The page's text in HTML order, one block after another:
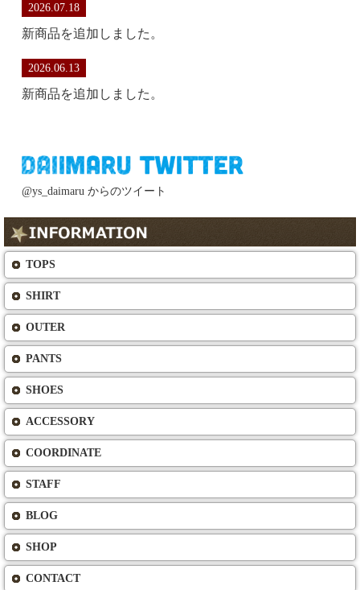
2026.07.18
新商品を追加しました。
2026.06.13
新商品を追加しました。
@ys_daimaru からのツイート
TOPS
SHIRT
OUTER
PANTS
SHOES
ACCESSORY
COORDINATE
STAFF
BLOG
SHOP
CONTACT